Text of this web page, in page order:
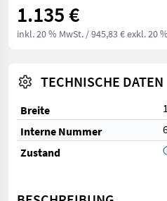
1.135 €
inkl. 20 % MwSt. / 945,83 € exkl. 20
TECHNISCHE DATEN
Breite
Interne Nummer
Zustand